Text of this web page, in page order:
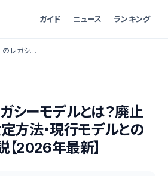
ガイド ニュース ランキング
ChatGPTのレガシーモデルとは？廃止モデル一覧・設定方法・現行モデルとの違いを完全解説【2026年最新】
シーモデルとは？廃止
方法・現行モデルとの
2026年最新】